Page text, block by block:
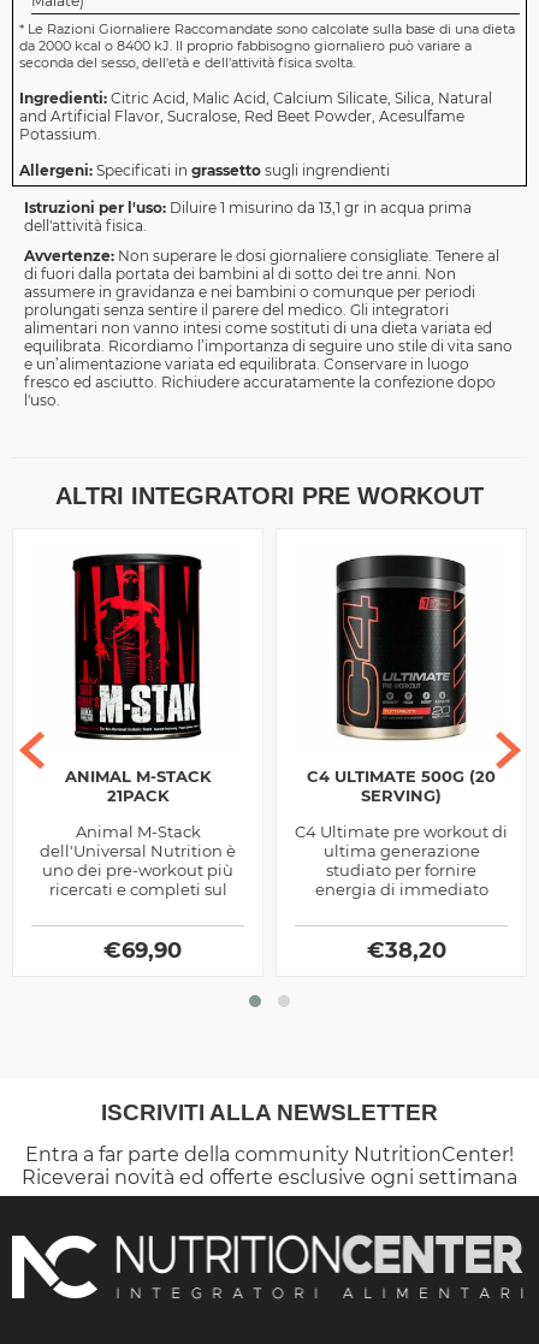
* Le Razioni Giornaliere Raccomandate sono calcolate sulla base di una dieta
da 2000 kcal o 8400 kJ. Il proprio fabbisogno giornaliero può variare a
seconda del sesso, dell'età e dell'attività fisica svolta.
Ingredienti: Citric Acid, Malic Acid, Calcium Silicate, Silica, Natural
and Artificial Flavor, Sucralose, Red Beet Powder, Acesulfame
Potassium.
Allergeni: Specificati in grassetto sugli ingrendienti
Istruzioni per l'uso: Diluire 1 misurino da 13,1 gr in acqua prima
dell'attività fisica.
Avvertenze: Non superare le dosi giornaliere consigliate. Tenere al
di fuori dalla portata dei bambini al di sotto dei tre anni. Non
assumere in gravidanza e nei bambini o comunque per periodi
prolungati senza sentire il parere del medico. Gli integratori
alimentari non vanno intesi come sostituti di una dieta variata ed
equilibrata. Ricordiamo l’importanza di seguire uno stile di vita sano
e un’alimentazione variata ed equilibrata. Conservare in luogo
fresco ed asciutto. Richiudere accuratamente la confezione dopo
l'uso.
ALTRI INTEGRATORI PRE WORKOUT
ANIMAL M-STACK
21PACK
Animal M-Stack
dell'Universal Nutrition è
uno dei pre-workout più
ricercati e completi sul
le performance
energetiche in...
€69,90
C4 ULTIMATE 500G (20
SERVING)
C4 Ultimate pre workout di
ultima generazione
studiato per fornire
energia di immediato
muscolare, resistenza e
concentrazione mentale
€38,20
ISCRIVITI ALLA NEWSLETTER
Entra a far parte della community NutritionCenter!
Riceverai novità ed offerte esclusive ogni settimana